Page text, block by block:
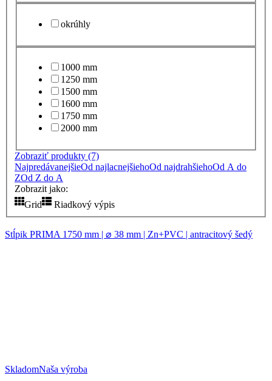
okrúhly
1000 mm
1250 mm
1500 mm
1600 mm
1750 mm
2000 mm
Zobraziť produkty (7)
NajpredávanejšieOd najlacnejšiehoOd najdrahšiehoOd A do
ZOd Z do A
Zobrazit jako:
Grid
Riadkový výpis
Stĺpik PRIMA 1750 mm | ⌀ 38 mm | Zn+PVC | antracitový šedý
SkladomNaša výroba